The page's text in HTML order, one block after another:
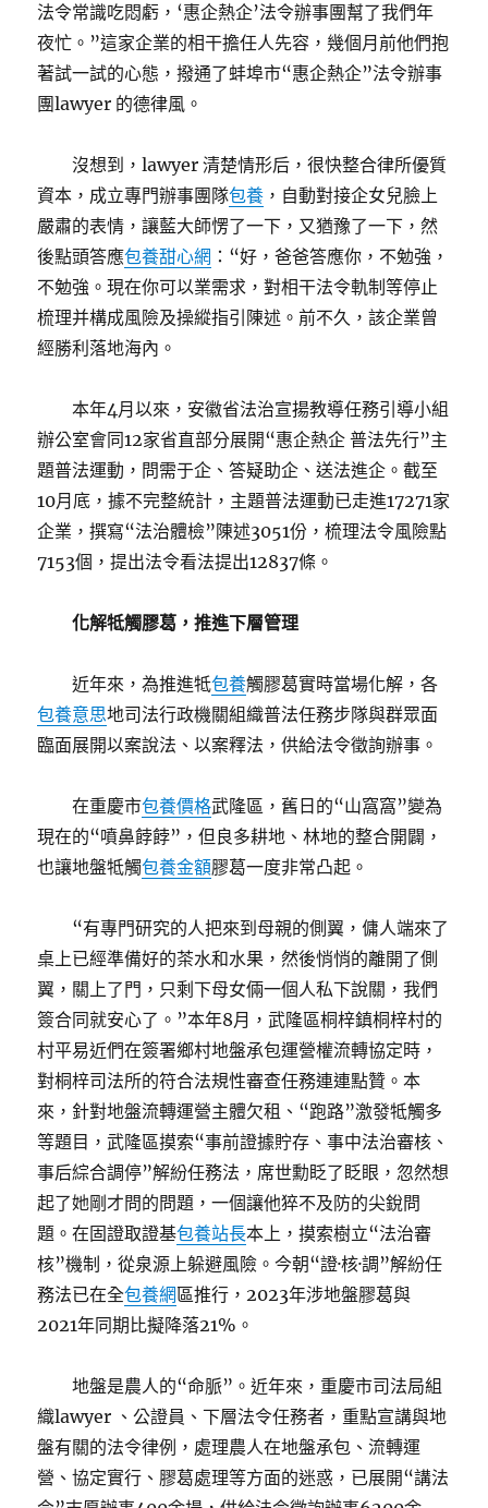
法令常識吃悶虧，‘惠企熱企’法令辦事團幫了我們年
夜忙。”這家企業的相干擔任人先容，幾個月前他們抱
著試一試的心態，撥通了蚌埠市“惠企熱企”法令辦事
團lawyer 的德律風。
沒想到，lawyer 清楚情形后，很快整合律所優質
資本，成立專門辦事團隊包養 ，自動對接企女兒臉上
嚴肅的表情，讓藍大師愣了一下，又猶豫了一下，然
後點頭答應包養甜心網 ：“好，爸爸答應你，不勉強，
不勉強。現在你可以業需求，對相干法令軌制等停止
梳理并構成風險及操縱指引陳述。前不久，該企業曾
經勝利落地海內。
本年4月以來，安徽省法治宣揚教導任務引導小組
辦公室會同12家省直部分展開“惠企熱企 普法先行”主
題普法運動，問需于企、答疑助企、送法進企。截至
10月底，據不完整統計，主題普法運動已走進17271家
企業，撰寫“法治體檢”陳述3051份，梳理法令風險點
7153個，提出法令看法提出12837條。
化解牴觸膠葛，推進下層管理
近年來，為推進牴包養觸膠葛實時當場化解，各
包養意思地司法行政機關組織普法任務步隊與群眾面
臨面展開以案說法、以案釋法，供給法令徵詢辦事。
在重慶市包養價格武隆區，舊日的“山窩窩”變為
現在的“噴鼻餑餑”，但良多耕地、林地的整合開闢，
也讓地盤牴觸包養金額膠葛一度非常凸起。
“有專門研究的人把來到母親的側翼，傭人端來了
桌上已經準備好的茶水和水果，然後悄悄的離開了側
翼，關上了門，只剩下母女倆一個人私下說關，我們
簽合同就安心了。”本年8月，武隆區桐梓鎮桐梓村的
村平易近們在簽署鄉村地盤承包運營權流轉協定時，
對桐梓司法所的符合法規性審查任務連連點贊。本
來，針對地盤流轉運營主體欠租、“跑路”激發牴觸多
等題目，武隆區摸索“事前證據貯存、事中法治審核、
事后綜合調停”解紛任務法，席世勳眨了眨眼，忽然想
起了她剛才問的問題，一個讓他猝不及防的尖銳問
題。在固證取證基包養站長本上，摸索樹立“法治審
核”機制，從泉源上躲避風險。今朝“證·核·調”解紛任
務法已在全包養網區推行，2023年涉地盤膠葛與
2021年同期比擬降落21%。
地盤是農人的“命脈”。近年來，重慶市司法局組
織lawyer 、公證員、下層法令任務者，重點宣講與地
盤有關的法令律例，處理農人在地盤承包、流轉運
營、協定實行、膠葛處理等方面的迷惑，已展開“講法